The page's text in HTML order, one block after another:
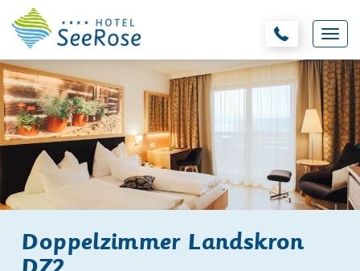
Doppelzimmer Landskron